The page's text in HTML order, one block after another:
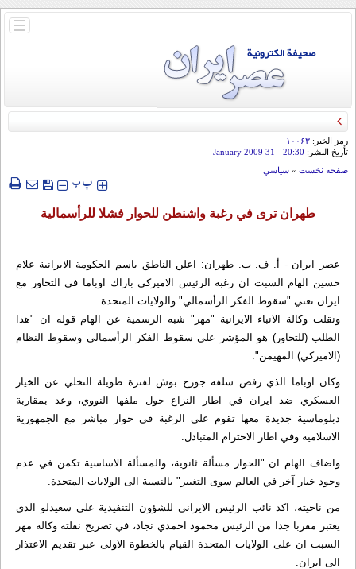
باز
رمز الخبر: ۱۰۰۶۳
تأريخ النشر: 20:30
- 31 January 2009
صفحه نخست » سياسي
‍‍‍ پپ
طهران ترى في رغبة واشنطن للحوار فشلا للرأسمالية
عصر ایران - أ. ف. ب. طهران: اعلن الناطق باسم الحكومة الايرانية غلام
حسين الهام السبت ان رغبة الرئيس الاميركي باراك اوباما في التحاور مع
ايران تعني "سقوط الفكر الرأسمالي" والولايات المتحدة.
ونقلت وكالة الانباء الايرانية "مهر" شبه الرسمية عن الهام قوله ان "هذا
الطلب (للتحاور) هو المؤشر على سقوط الفكر الرأسمالي وسقوط النظام
(الاميركي) المهيمن".
وكان اوباما الذي رفض سلفه جورح بوش لفترة طويلة التخلي عن الخيار
العسكري ضد ايران في اطار النزاع حول ملفها النووي، وعد بمقاربة
دبلوماسية جديدة معها تقوم على الرغبة في حوار مباشر مع الجمهورية
الاسلامية وفي اطار الاحترام المتبادل.
واضاف الهام ان "الحوار مسألة ثانوية، والمسألة الاساسية تكمن في عدم
وجود خيار آخر في العالم سوى التغيير" بالنسبة الى الولايات المتحدة.
من ناحيته، اكد نائب الرئيس الايراني للشؤون التنفيذية علي سعيدلو الذي
يعتبر مقربا جدا من الرئيس محمود احمدي نجاد، في تصريح نقلته وكالة مهر
السبت ان على الولايات المتحدة القيام بالخطوة الاولى عبر تقديم الاعتذار
الى ايران.